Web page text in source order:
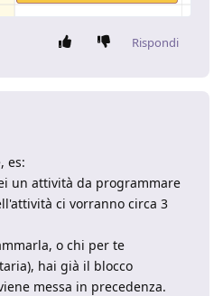
Rispondi
es:
un attività da programmare
ci vorranno circa 3
o chi per te
hai già il blocco
messa in precedenza.